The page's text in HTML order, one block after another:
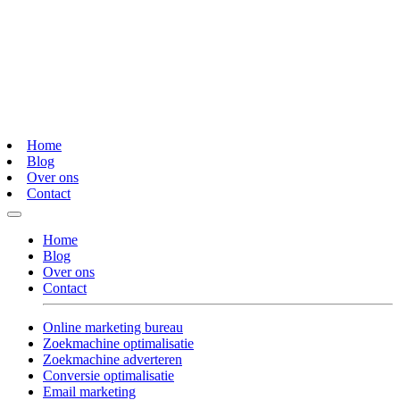
Home
Blog
Over ons
Contact
Home
Blog
Over ons
Contact
Online marketing bureau
Zoekmachine optimalisatie
Zoekmachine adverteren
Conversie optimalisatie
Email marketing